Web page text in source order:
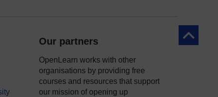
Yn ôl at y
Our partners
OpenLearn works with other
organisations by providing free
courses and resources that support
our mission of opening up